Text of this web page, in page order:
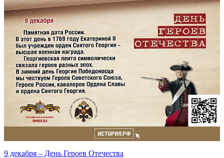
9 декабря – День Героев Отечества